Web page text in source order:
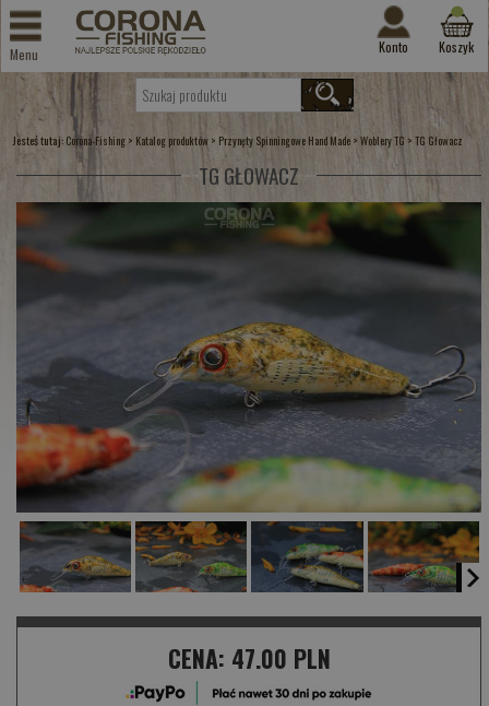
Menu Konto Koszyk
Jesteś tutaj: Corona-Fishing > Katalog produktów > Przynęty Spinningowe Hand Made >Woblery TG >TG Głowacz
TG GŁOWACZ
CENA: 47.00 PLN